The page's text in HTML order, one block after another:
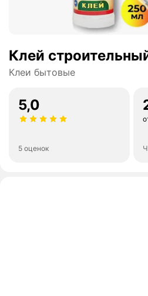
Клей
Клеи бытовые
5,0
5 оценок